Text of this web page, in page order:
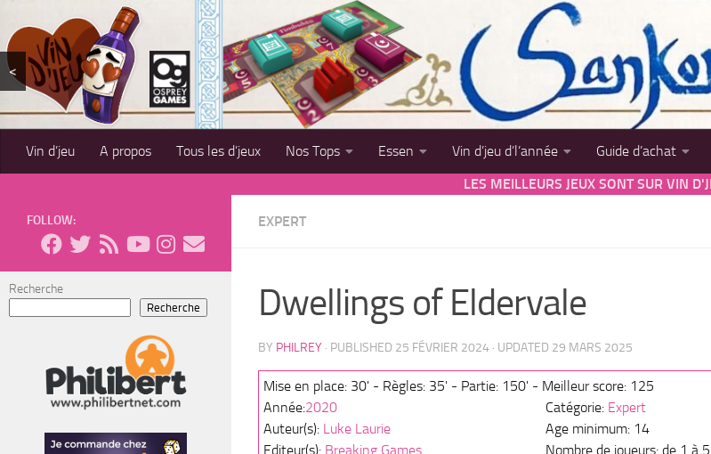
Skip to content
<
Vin d’jeu A propos Tous les d’jeux Nos Tops Essen Vin d’jeu d’l’année Guide d’achat
LES MEILLEURS JEUX SONT SUR VIN
EXPERT
Dwellings of Eldervale
BY PHILREY · PUBLISHED 25 FÉVRIER 2024 · UPDATED 29 MARS 2025
Mise en place: 30' - Règles: 35' - Partie: 150' - Meilleur score: 125
Année:2020
Auteur(s): Luke Laurie
Editeur(s): Breaking Games
Catégorie: Expert
Age minimum: 14
Nombre de joueurs: de 1 à
FOLLOW:
Recherche
Recherche